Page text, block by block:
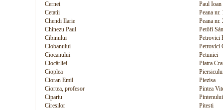
Cernei
Paul Ioan
Cetatii
Peana
Chendi Ilarie
Peana nr.
Chinezu Paul
Petöfi
Cibinului
Petrovici
Ciobanului
Petrovici
Ciocanului
Petuniei
Ciocârliei
Piatra
Cioplea
Cioran Emil
Piezisa
Ciortea, profesor
Pintea
Cipariu
Pintenului
Ciresilor
Pitesti